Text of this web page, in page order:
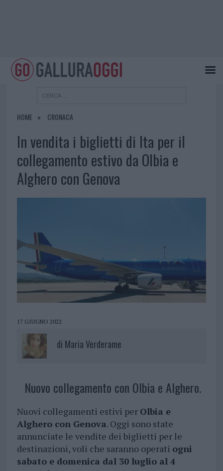
HOME CRONACA
In vendita i biglietti di Ita per il
collegamento estivo da Olbia e
Alghero con Genova
17 GIUGNO 2022
di Maria Verderame
Nuovo collegamento con Olbia e Alghero.
Nuovi collegamenti estivi per Olbia e
Alghero con Genova. Oggi sono state
annunciate le vendite dei biglietti per le
destinazioni, voli che saranno operati ogni
sabato e domenica dal 30 luglio al 4